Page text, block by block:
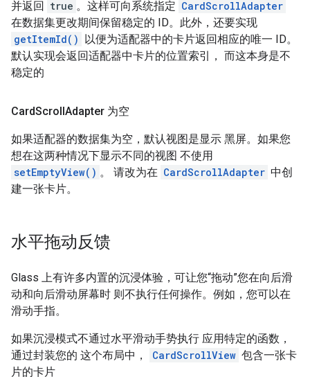
并返回 true 。这样可向系统指定 CardScrollAdapter
在数据集更改期间保留稳定的 ID。此外，还要实现
getItemId() 以便为适配器中的卡片返回相应的唯一 ID。
默认实现会返回适配器中卡片的位置索引， 而这本身是不
稳定的
CardScrollAdapter 为空
如果适配器的数据集为空，默认视图是显示 黑屏。如果您
想在这两种情况下显示不同的视图 不使用
setEmptyView() 。 请改为在 CardScrollAdapter 中创
建一张卡片。
水平拖动反馈
Glass 上有许多内置的沉浸体验，可让您“拖动”您在向后滑
动和向后滑动屏幕时 则不执行任何操作。例如，您可以在
滑动手指。
如果沉浸模式不通过水平滑动手势执行 应用特定的函数，
通过封装您的 这个布局中，
CardScrollView 包含一张卡
片的卡片